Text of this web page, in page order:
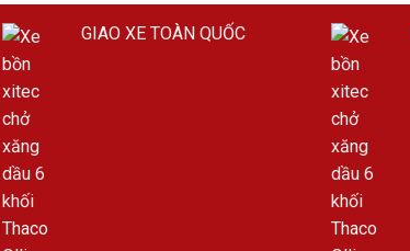
GIAO XE TOÀN QUỐC